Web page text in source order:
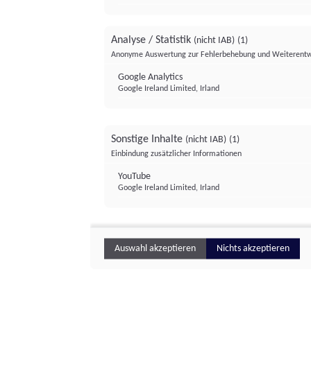
Analyse / Statistik (nicht IAB) (1)
Anonyme Auswertung zur Fehlerbehebung und
Google Analytics
Google Ireland Limited, Irland
Sonstige Inhalte (nicht IAB) (1)
Einbindung zusätzlicher Informationen
YouTube
Google Ireland Limited, Irland
Auswahl akzeptieren Nichts akzeptieren